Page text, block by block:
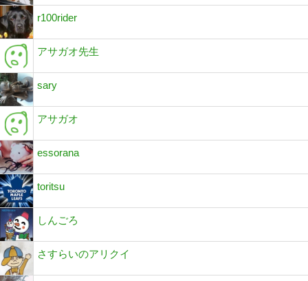
r100rider
アサガオ先生
sary
アサガオ
essorana
toritsu
しんごろ
さすらいのアリクイ